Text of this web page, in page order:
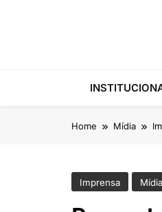
Home Mídia
Imprensa Mídia